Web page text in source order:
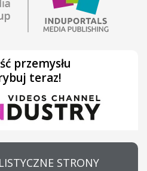
przemysłu
teraz!
STRONY